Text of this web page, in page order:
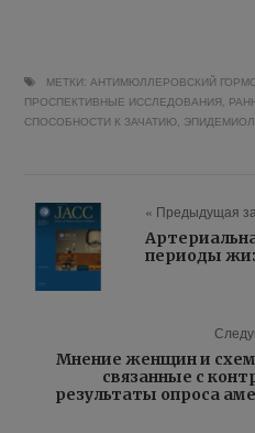
МЕТКИ:АНТИМЮЛЛЕРОВСКИЙ
ПРОСПЕКТИВНЫЕ ИССЛЕДОВАНИЯ,
СПОСОБНОСТИ К ЗАЧАТИЮ,
« Предыдущая
периоды
Мнение женщин и
связанные с
результаты опроса